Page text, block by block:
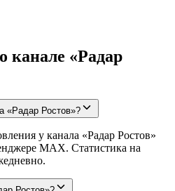
канале «Радар
«Радар Ростов»?
у канала «Радар Ростов»
MAX. Статистика на